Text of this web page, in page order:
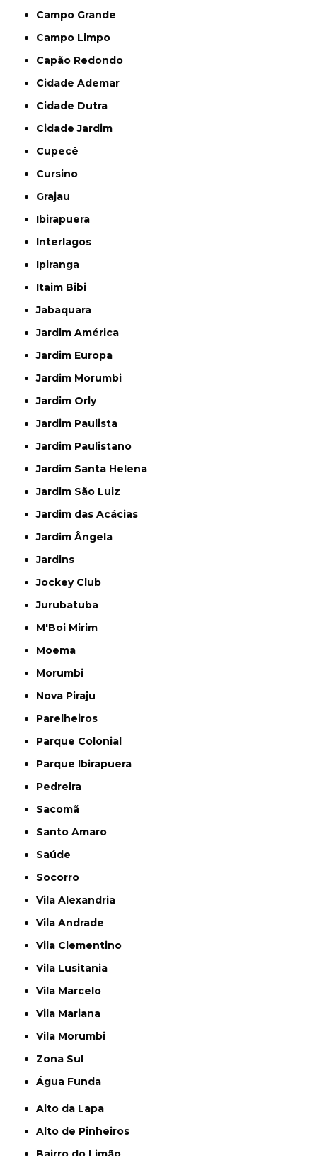
Campo Grande
Campo Limpo
Capão Redondo
Cidade Ademar
Cidade Dutra
Cidade Jardim
Cupecê
Cursino
Grajau
Ibirapuera
Interlagos
Ipiranga
Itaim Bibi
Jabaquara
Jardim América
Jardim Europa
Jardim Morumbi
Jardim Orly
Jardim Paulista
Jardim Paulistano
Jardim Santa Helena
Jardim São Luiz
Jardim das Acácias
Jardim Ângela
Jardins
Jockey Club
Jurubatuba
M'Boi Mirim
Moema
Morumbi
Nova Piraju
Parelheiros
Parque Colonial
Parque Ibirapuera
Pedreira
Sacomã
Santo Amaro
Saúde
Socorro
Vila Alexandria
Vila Andrade
Vila Clementino
Vila Lusitania
Vila Marcelo
Vila Mariana
Vila Morumbi
Zona Sul
Água Funda
Alto da Lapa
Alto de Pinheiros